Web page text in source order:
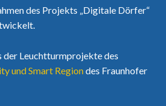
des Projekts „Digitale Dörfer“
der Leuchtturmprojekte des
und Smart Regiondes Fraunhofer